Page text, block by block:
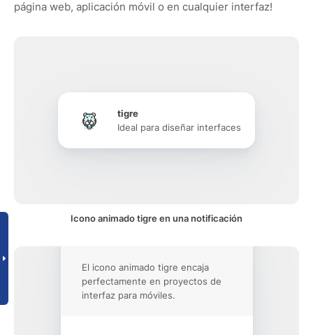
página web, aplicación móvil o en cualquier interfaz!
tigre
Ideal para diseñar interfaces
Icono animado tigre en una notificación
El icono animado tigre encaja
perfectamente en proyectos de
interfaz para móviles.